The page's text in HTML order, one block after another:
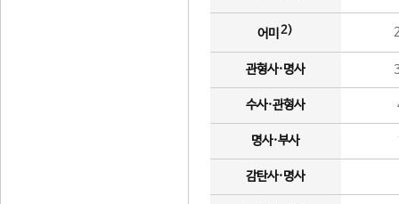
어미 2)
관형사·명사
수사·관형사
명사·부사
감탄사·명사